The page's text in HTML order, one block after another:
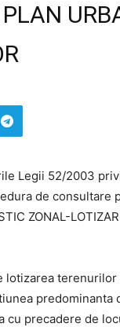
Legii 52/2003
de
ZONAL-
lotizarea
cu precadere de